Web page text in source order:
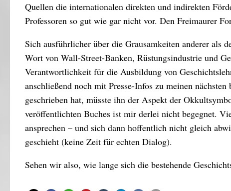
Quellen die internationalen direkten und indirekten
Professoren so gut wie gar nicht vor. Den Freimaurer
Sich ausführlicher über die Grausamkeiten anderer als
Wort von Wall-Street-Banken, Rüstungsindustrie und
Verantwortlichkeit für die Ausbildung von
anschließend noch mit Presse-Infos zu meinen
geschrieben hat, müsste ihn der Aspekt der
veröffentlichten Buches ist mir derlei nicht begegnet.
ansprechen – und sich dann hoffentlich nicht gleich
geschieht (keine Zeit für echten Dialog).
Sehen wir also, wie lange sich die bestehende